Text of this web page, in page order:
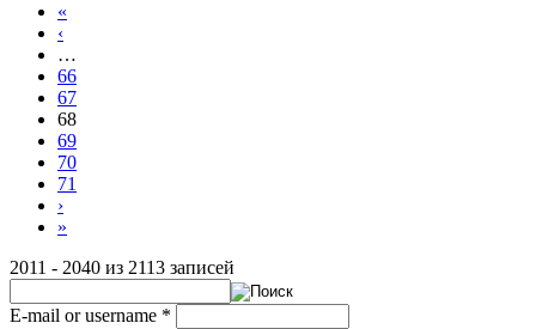
«
‹
…
66
67
68
69
70
71
›
»
2011 - 2040 из 2113 записей
E-mail or username *